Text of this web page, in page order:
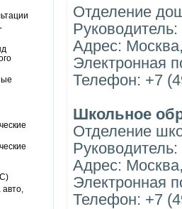
Отделение
Адрес:
Электронная
Телефон: +7
Школьное
Отделение
Адрес:
Электронная
Телефон: +7